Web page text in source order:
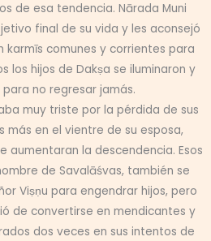
de esa tendencia. Nārada Muni
final de su vida y les aconsejó
karmīs comunes y corrientes para
los hijos de Dakṣa se iluminaron y
no regresar jamás.
muy triste por la pérdida de sus
más en el vientre de su esposa,
aumentaran la descendencia. Esos
de Savalāśvas, también se
Viṣṇu para engendrar hijos, pero
de convertirse en mendicantes y
dos veces en sus intentos de